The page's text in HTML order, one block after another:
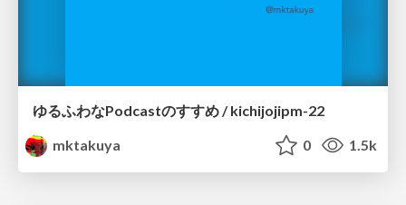
ゆるふわなPodcastのすすめ / kichijojipm-22
mktakuya
0 1.5k